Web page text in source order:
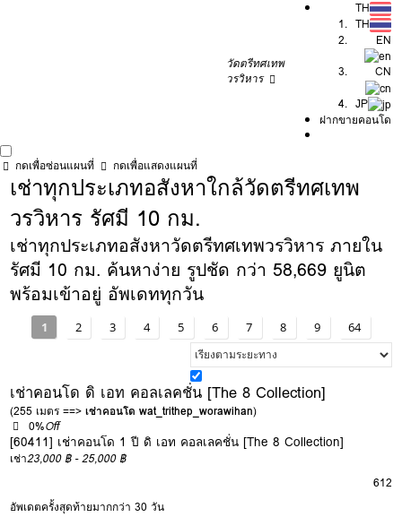
วัดตรีทศเทพ
วรวิหาร
TH
TH
EN
CN
JP
ฝากขายคอนโด
กดเพื่อซ่อนแผนที่ กดเพื่อแสดงแผนที่
เช่าทุกประเภทอสังหาใกล้วัดตรีทศเทพ
วรวิหาร รัศมี 10 กม.
เช่าทุกประเภทอสังหาวัดตรีทศเทพวรวิหาร ภายใน
รัศมี 10 กม. ค้นหาง่าย รูปชัด กว่า 58,669 ยูนิต
พร้อมเข้าอยู่ อัพเดททุกวัน
1 2 3 4 5 6 7 8 9 64
เช่าคอนโด ดิ เอท คอลเลคชั่น [The 8 Collection]
(255 เมตร ==>เช่าคอนโด wat_trithep_worawihan)
0%Off
[60411] เช่าคอนโด 1 ปี ดิ เอท คอลเลคชั่น [The 8 Collection]
เช่า23,000 ฿ - 25,000 ฿
612
อัพเดตครั้งสุดท้ายมากกว่า 30 วัน